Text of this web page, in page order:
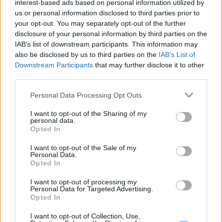
interest-based ads based on personal information utilized by
us or personal information disclosed to third parties prior to
your opt-out. You may separately opt-out of the further
disclosure of your personal information by third parties on the
IAB’s list of downstream participants. This information may
also be disclosed by us to third parties on the IAB’s List of
Downstream Participants that may further disclose it to other
Personal Data Processing Opt Outs
I want to opt-out of the Sharing of my
personal data.
Opted In
I want to opt-out of the Sale of my
Personal Data.
Opted In
I want to opt-out of processing my
Personal Data for Targeted Advertising.
Opted In
I want to opt-out of Collection, Use,
REDAZIONE
Twitter: @Calciopremier
Stadio:Stamford Bridge (41.837)
Città:Londra
Manager:Enzo Maresca